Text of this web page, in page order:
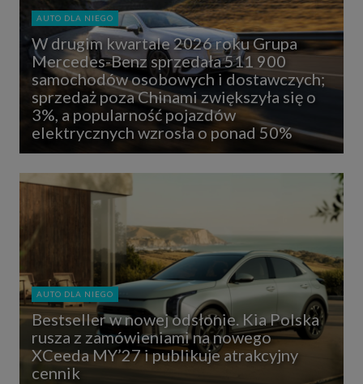
AUTO DLA NIEGO
W drugim kwartale 2026 roku Grupa
Mercedes-Benz sprzedała 511 900
samochodów osobowych i dostawczych;
sprzedaż poza Chinami zwiększyła się o
3%, a popularność pojazdów
elektrycznych wzrosła o ponad 50%
AUTO DLA NIEGO
Bestseller w nowej odsłonie. Kia Polska
rusza z zamówieniami na nowego
XCeeda MY’27 i publikuje atrakcyjny
cennik